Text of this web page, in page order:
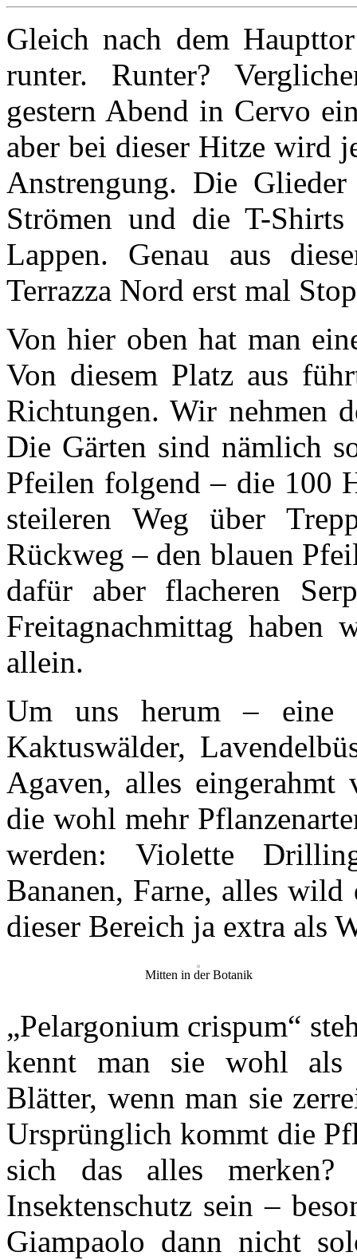
Gleich nach dem
runter. Runter?
gestern Abend in Cervo
aber bei dieser Hitze wird
Anstrengung. Die
Strömen und die T-
Lappen. Genau aus
Terrazza Nord erst mal
Von hier oben hat man
Von diesem Platz aus
Richtungen. Wir nehmen
Die Gärten sind nämlich
Pfeilen folgend – die 100
steileren Weg über
Rückweg – den blauen
dafür aber flacheren
Freitagnachmittag
allein.
Um uns herum – eine
Kaktuswälder,
Agaven, alles
die wohl mehr
werden: Violette
Bananen, Farne, alles
dieser Bereich ja extra als
Mitten in der Botanik
„Pelargonium crispum“
kennt man sie wohl als
Blätter, wenn man sie
Ursprünglich kommt die
sich das alles
Insektenschutz sein –
Giampaolo dann nicht